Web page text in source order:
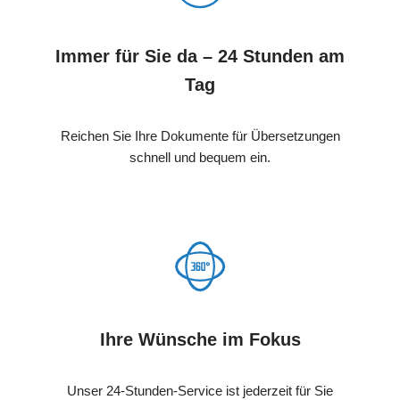
Immer für Sie da – 24 Stunden am
Tag
Reichen Sie Ihre Dokumente für Übersetzungen
schnell und bequem ein.
Ihre Wünsche im Fokus
Unser 24-Stunden-Service ist jederzeit für Sie